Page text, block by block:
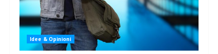
Idee & Opinioni